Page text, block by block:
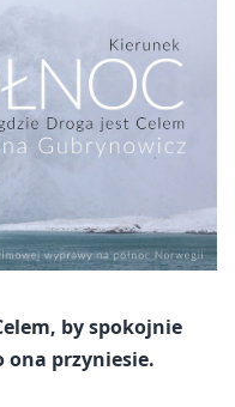
by spokojnie
ona przyniesie.